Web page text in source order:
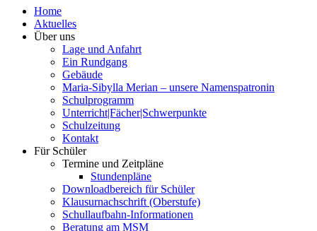
Home
Aktuelles
Über uns
Lage und Anfahrt
Ein Rundgang
Gebäude
Maria-Sibylla Merian – unsere Namenspatronin
Schulprogramm
Unterricht|Fächer|Schwerpunkte
Schulzeitung
Kontakt
Für Schüler
Termine und Zeitpläne
Stundenpläne
Downloadbereich für Schüler
Klausurnachschrift (Oberstufe)
Schullaufbahn-Informationen
Beratung am MSM